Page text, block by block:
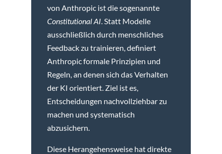
von Anthropic ist die sogenannte
Constitutional AI. Statt Modelle
ausschließlich durch menschliches
Feedback zu trainieren, definiert
Anthropic formale Prinzipien und
Regeln, an denen sich das Verhalten
der KI orientiert. Ziel ist es,
Entscheidungen nachvollziehbar zu
machen und systematisch
abzusichern.
Diese Herangehensweise hat direkte